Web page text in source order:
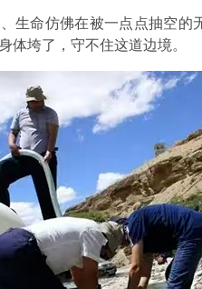
生命仿佛在被一点点抽空的
体垮了，守不住这道边境。